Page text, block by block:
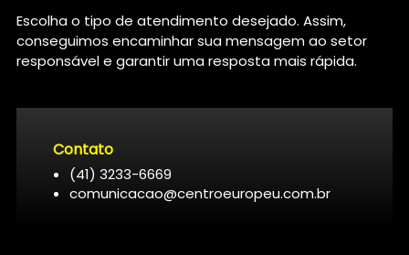
Escolha o tipo de atendimento desejado. Assim,
conseguimos encaminhar sua mensagem ao setor
responsável e garantir uma resposta mais rápida.
Contato
(41) 3233-6669
comunicacao@centroeuropeu.com.br